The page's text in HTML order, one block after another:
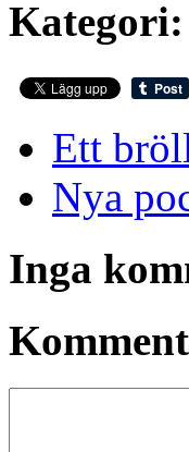
Kategori:
Ett
Nya
Inga